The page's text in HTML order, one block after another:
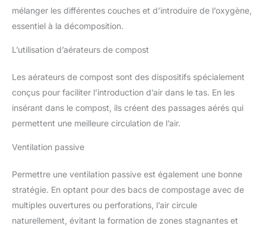
mélanger les différentes couches et d’introduire de l’oxygène,
essentiel à la décomposition.
L’utilisation d’aérateurs de compost
Les aérateurs de compost sont des dispositifs spécialement
conçus pour faciliter l’introduction d’air dans le tas. En les
insérant dans le compost, ils créent des passages aérés qui
permettent une meilleure circulation de l’air.
Ventilation passive
Permettre une ventilation passive est également une bonne
stratégie. En optant pour des bacs de compostage avec de
multiples ouvertures ou perforations, l’air circule
naturellement, évitant la formation de zones stagnantes et